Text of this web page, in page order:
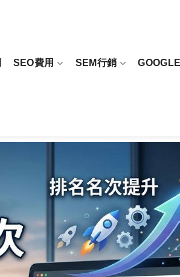
SEO費用 SEM行銷